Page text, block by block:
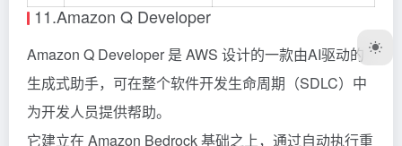
11.Amazon Q Developer
Amazon Q Developer 是 AWS 设计的一款由AI驱动的
生成式助手，可在整个软件开发生命周期（SDLC）中
为开发人员提供帮助。
它建立在 Amazon Bedrock 基础之上，通过自动执行重